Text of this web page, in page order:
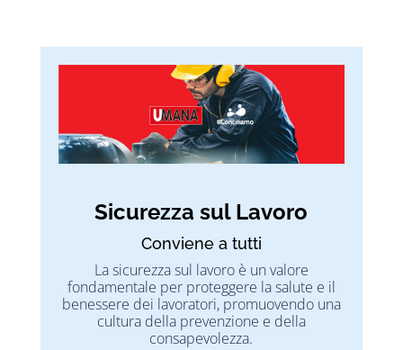
Sicurezza sul Lavoro
Conviene a tutti
La sicurezza sul lavoro è un valore
fondamentale per proteggere la salute e il
benessere dei lavoratori, promuovendo una
cultura della prevenzione e della
consapevolezza.